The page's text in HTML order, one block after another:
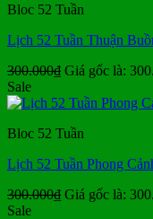
Bloc 52 Tuần
Lịch 52 Tuần Thuận
300.000₫ Giá gốc là:
Sale
Bloc 52 Tuần
Lịch 52 Tuần Phong
300.000₫ Giá gốc là:
Sale